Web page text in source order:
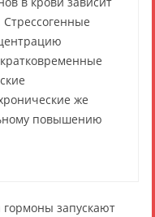
Стрессогенные
же
повышению
запускают